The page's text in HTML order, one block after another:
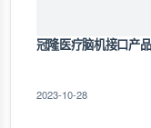
冠隆医疗脑机接口产
2023-10-28